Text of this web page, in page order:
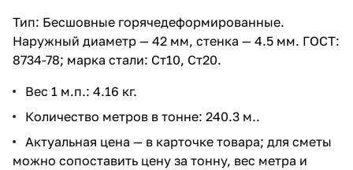
Тип: Бесшовные горячедеформированные.
Наружный диаметр — 42 мм, стенка — 4.5 мм. ГОСТ:
8734-78; марка стали: Ст10, Ст20.
Вес 1 м.п.: 4.16 кг.
Количество метров в тонне: 240.3 м..
Актуальная цена — в карточке товара; для сметы
можно сопоставить цену за тонну, вес метра и